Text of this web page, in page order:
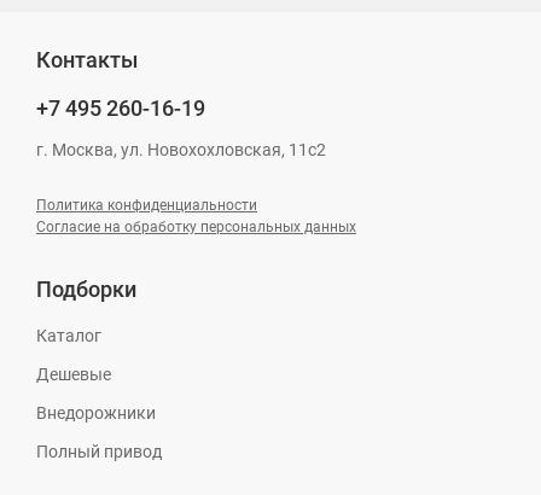
Контакты
+7 495260-16-19
г. Москва, ул. Новохохловская, 11с2
Политика конфиденциальности
Согласие на обработку персональных данных
Подборки
Каталог
Дешевые
Внедорожники
Полный привод